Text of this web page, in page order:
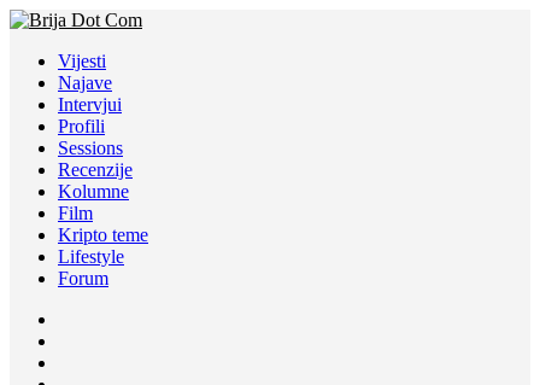
Vijesti
Najave
Intervjui
Profili
Sessions
Recenzije
Kolumne
Film
Kripto teme
Lifestyle
Forum